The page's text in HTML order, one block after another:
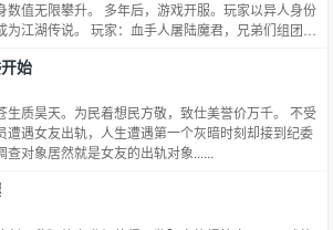
数值无限攀升。 多年后，游戏开服。玩家以异人身份
江湖传说。 玩家：血手人屠陆魔君，兄弟们组团刷
削能玩？游戏土著：强烈要求天道削陆远。 陆远：
喊打喊杀，莫名其妙就粘在
始
生质昊天。为民着想民方敬，致仕美誉价万千。 不受
遭遇女友出轨，人生遭遇第一个灰暗时刻却接到纪委
查对象居然就是女友的出轨对象......